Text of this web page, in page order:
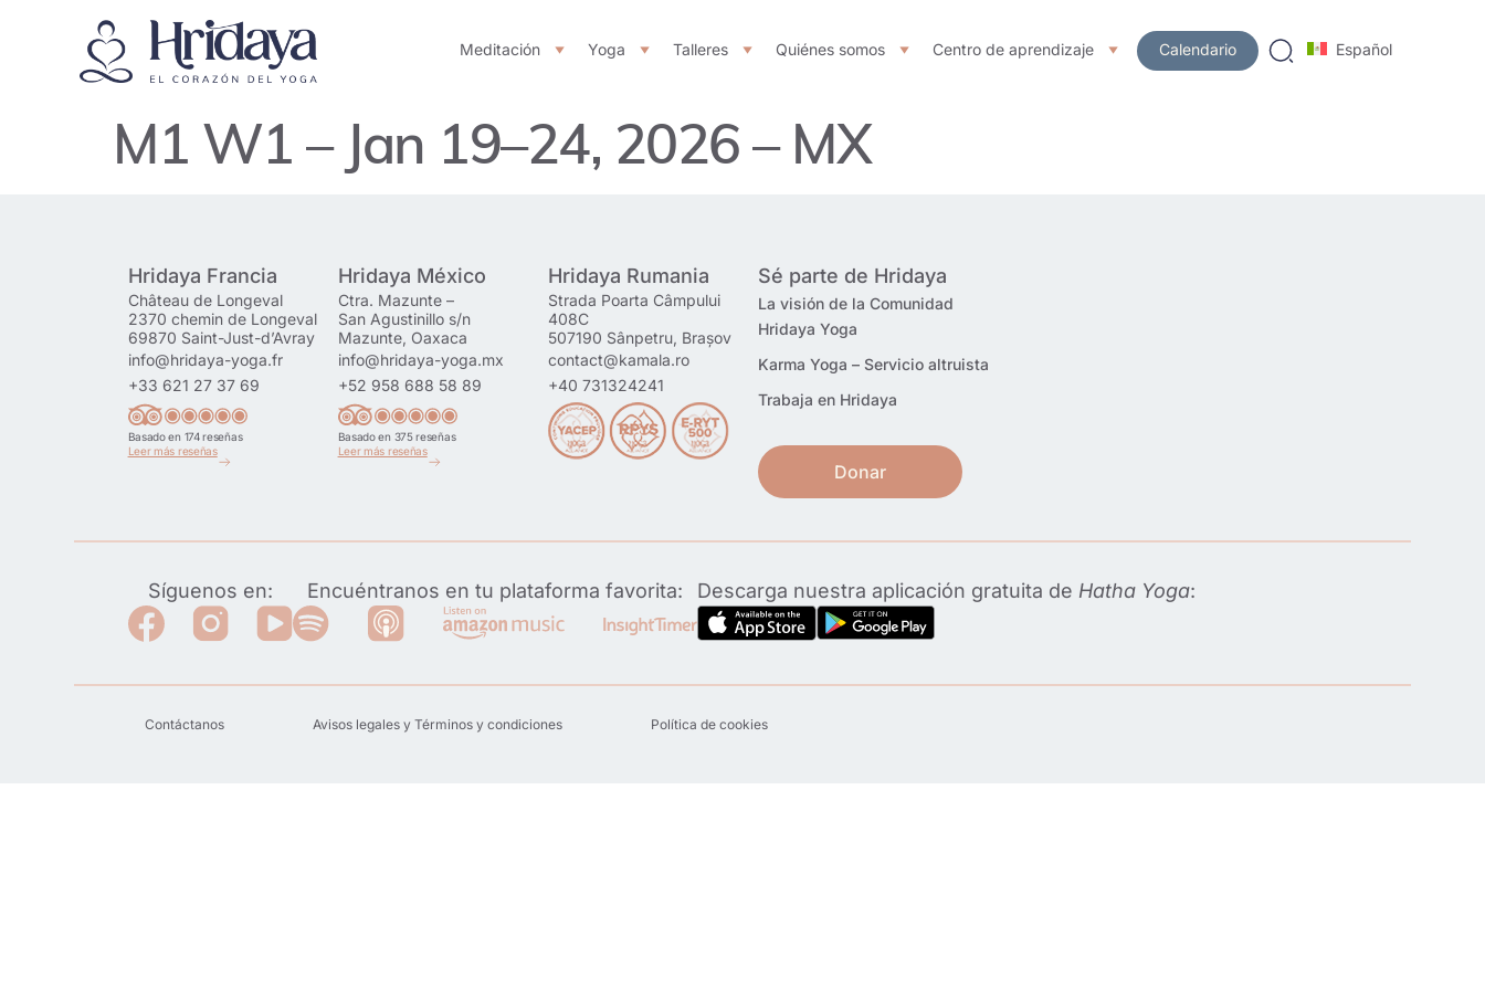
Meditación Yoga Talleres Quiénes somos Centro de aprendizaje Calendario Español
M1 W1 – Jan 19–24, 2026 – MX
Hridaya Francia
Château de Longeval
2370 chemin de Longeval
69870 Saint-Just-d’Avray
info@hridaya-yoga.fr
+33 621 27 37 69
Basado en 174 reseñas
Leer más reseñas
Hridaya México
Ctra. Mazunte –
San Agustinillo s/n
Mazunte, Oaxaca
info@hridaya-yoga.mx
+52 958 688 58 89
Basado en 375 reseñas
Leer más reseñas
Hridaya Rumania
Strada Poarta Câmpului
408C
507190 Sânpetru, Brașov
contact@kamala.ro
+40 731324241
Sé parte de Hridaya
La visión de la Comunidad
Hridaya Yoga
Karma Yoga – Servicio altruista
Trabaja en Hridaya
Donar
Síguenos en: Encuéntranos en tu plataforma favorita: Descarga nuestra aplicación gratuita de Hatha Yoga:
Contáctanos Avisos legales y Términos y condiciones Política de cookies